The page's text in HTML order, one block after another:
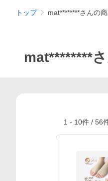
トップ mat********さんの
mat********
1 - 10件 / 56